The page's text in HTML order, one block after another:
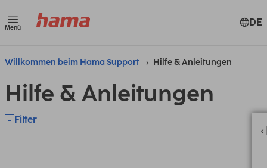
Menü DE
Willkommen beim Hama Support Hilfe & Anleitungen
Hilfe & Anleitungen
Filter